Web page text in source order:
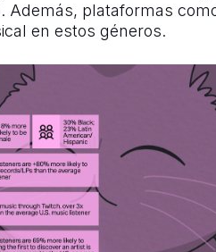
Además, plataformas
en estos géneros.